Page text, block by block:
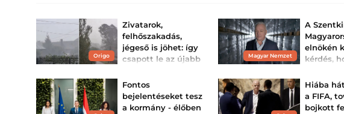
Origo
Zivatarok,
felhőszakadás,
jégeső is jöhet: így
csapott le az újabb
– videó
Mutatjuk a legfrissebb
videókat!
Magyar Nemzet
A
elnökén
kérdés,
id...
Balogh
kértünk
Fontos
bejelentéseket tesz
a kormány - élőben
Hiába
a FIFA,
bojkott